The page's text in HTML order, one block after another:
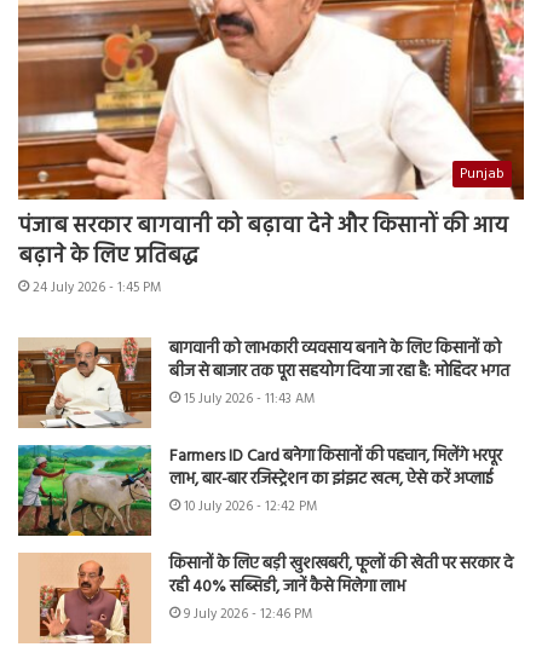
Punjab
पंजाब सरकार बागवानी को बढ़ावा देने और किसानों की आय
बढ़ाने के लिए प्रतिबद्ध
24 July 2026 - 1:45 PM
बागवानी को लाभकारी व्यवसाय बनाने के लिए किसानों को
बीज से बाजार तक पूरा सहयोग दिया जा रहा है: मोहिंदर भगत
15 July 2026 - 11:43 AM
Farmers ID Card बनेगा किसानों की पहचान, मिलेंगे भरपूर
लाभ, बार-बार रजिस्ट्रेशन का झंझट खत्म, ऐसे करें अप्लाई
10 July 2026 - 12:42 PM
किसानों के लिए बड़ी खुशखबरी, फूलों की खेती पर सरकार दे
रही 40% सब्सिडी, जानें कैसे मिलेगा लाभ
9 July 2026 - 12:46 PM